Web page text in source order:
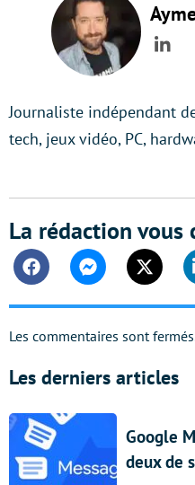
Journaliste indépendant
tech, jeux vidéo, PC,
La rédaction vous
FacebookMessengerTwitter
Les commentaires sont
Les derniers articles
Google
deux de